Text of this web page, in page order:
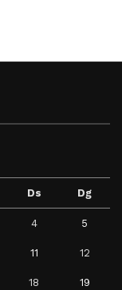
Ds Dg
4 5
11 12
18 19